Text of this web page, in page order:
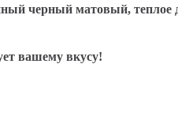
черный матовый,
вашему вкусу!